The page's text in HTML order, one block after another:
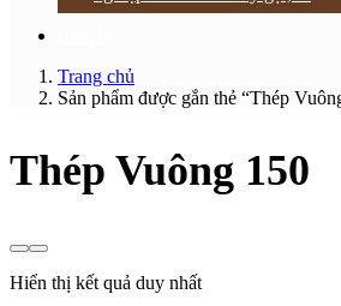
Trang chủ
Sản phẩm được gắn thẻ “Thép
Thép Vuông 150
Hiển thị kết quả duy nhất